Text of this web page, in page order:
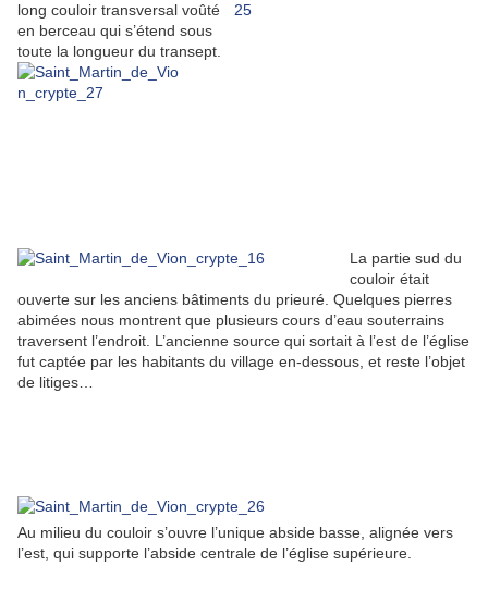
long couloir transversal voûté
en berceau qui s’étend sous
toute la longueur du transept.
La partie sud du
couloir était
ouverte sur les anciens bâtiments du prieuré. Quelques pierres
abimées nous montrent que plusieurs cours d’eau souterrains
traversent l’endroit. L’ancienne source qui sortait à l’est de l’église
fut captée par les habitants du village en-dessous, et reste l’objet
de litiges…
Au milieu du couloir s’ouvre l’unique abside basse, alignée vers
l’est, qui supporte l’abside centrale de l’église supérieure.